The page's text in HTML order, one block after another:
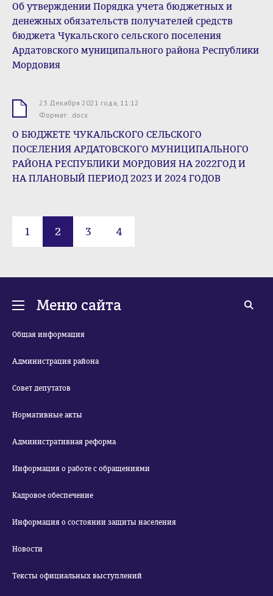
Об утверждении Порядка учета бюджетных и
денежных обязательств получателей средств
бюджета Чукальского сельского поселения
Ардатовского муниципального района Республики
Мордовия
23 Декабря 2021 года, 11:12
Формат: .docx
О БЮДЖЕТЕ ЧУКАЛЬСКОГО СЕЛЬСКОГО
ПОСЕЛЕНИЯ АРДАТОВСКОГО МУНИЦИПАЛЬНОГО
РАЙОНА РЕСПУБЛИКИ МОРДОВИЯ НА 2022ГОД И
НА ПЛАНОВЫЙ ПЕРИОД 2023 И 2024 ГОДОВ
1 2 3 4
Меню сайта
Общая информация
Администрация района
Совет депутатов
Нормативные акты
Административная реформа
Информация о работе с обращениями
Кадровое обеспечение
Информация о состоянии защиты населения
Новости
Тексты официальных выступлений